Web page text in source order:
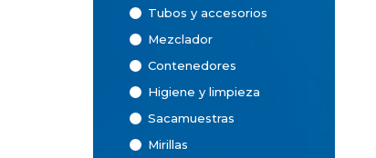
Tubos y accesorios
Mezclador
Contenedores
Higiene y limpieza
Sacamuestras
Mirillas